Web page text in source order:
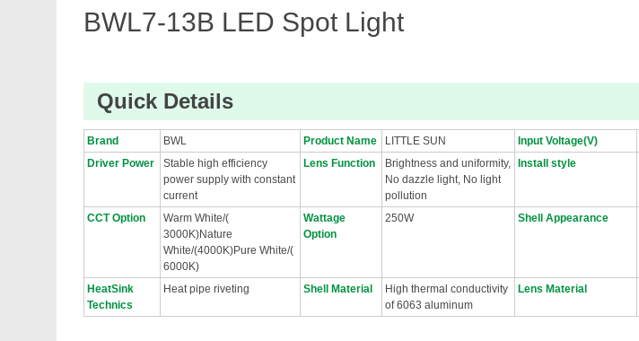
BWL7-13B LED Spot Light
Quick Details
Brand BWL Product Name LITTLE SUN Input Voltage(V)
Driver Power
Stable high efficiency
power supply with constant
current
Lens Function
Brightness and uniformity,
No dazzle light, No light
pollution
Install style
CCT Option
Warm White/(
3000K)Nature
White/(4000K)Pure White/(
6000K)
Wattage
Option
250W Shell Appearance
HeatSink
Technics
Heat pipe riveting Shell Material
High thermal conductivity
of 6063 aluminum
Lens Material